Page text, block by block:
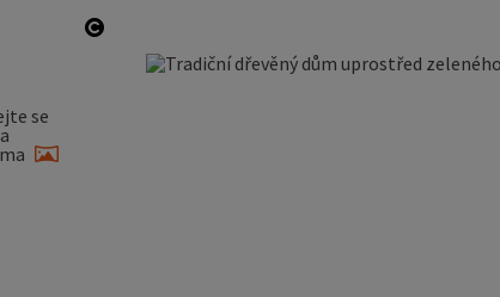
otevřít copyright
se